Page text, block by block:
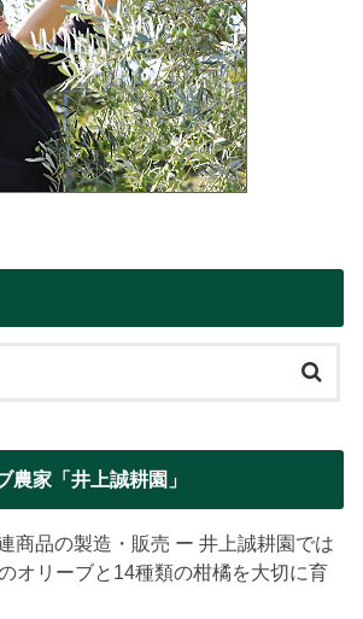
農家「井上誠耕園」
商品の製造・販売 ー 井上誠耕園では
オリーブと14種類の柑橘を大切に育